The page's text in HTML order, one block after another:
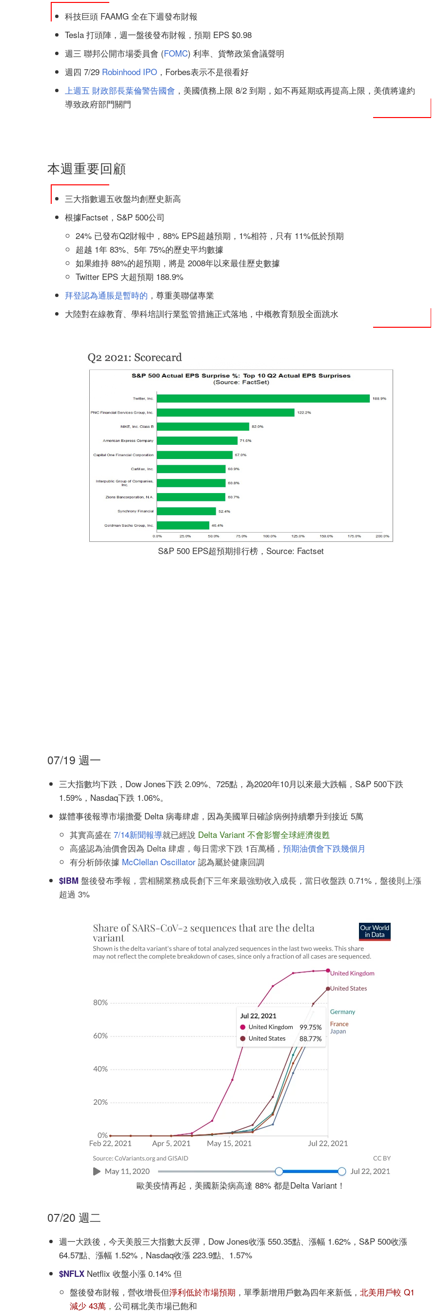
科技巨頭 FAAMG 全在下週發布財報
Tesla 打頭陣，週一盤後發布財報，預期 EPS $0.98
週三 聯邦公開市場委員會 (FOMC) 利率、貨幣政策會議聲明
週四 7/29 Robinhood IPO ，Forbes表示不是很看好
上週五 財政部長葉倫警告國會 ，美國債務上限 8/2 到期，如不再延期或再提高上限，美債將違約
導致政府部門關門
本週重要回顧
三大指數週五收盤均創歷史新高
根據Factset，S&P 500公司
24% 已發布Q2財報中，88% EPS超越預期，1%相符，只有 11%低於預期
超越 1年 83%、5年 75%的歷史平均數據
如果維持 88%的超預期，將是 2008年以來最佳歷史數據
Twitter EPS 大超預期 188.9%
拜登認為通脹是暫時的 ，尊重美聯儲專業
大陸對在線教育、學科培訓行業監管措施正式落地，中概教育類股全面跳水
S&P 500 EPS超預期排行榜，Source: Factset
07/19 週一
三大指數均下跌，Dow Jones下跌 2.09%、725點，為2020年10月以來最大跌幅，S&P 500下跌
1.59%，Nasdaq下跌 1.06%。
媒體事後報導市場擔憂 Delta 病毒肆虐，因為美國單日確診病例持續攀升到接近 5萬
其實高盛在 7/14新聞報導就已經說 Delta Variant 不會影響全球經濟復甦
高盛認為油價會因為 Delta 肆虐，每日需求下跌 1百萬桶， 預期油價會下跌幾個月
有分析師依據 McClellan Oscillator 認為屬於健康回調
$IBM 盤後發布季報，雲相關業務成長創下三年來最強勁收入成長，當日收盤跌 0.71%，盤後則上漲
超過 3%
歐美疫情再起，美國新染病高達 88% 都是Delta Variant！
07/20 週二
週一大跌後，今天美股三大指數大反彈，Dow Jones收漲 550.35點、漲幅 1.62%，S&P 500收漲
64.57點、漲幅 1.52%，Nasdaq收漲 223.9點、1.57%
$NFLX Netflix 收盤小漲 0.14% 但
盤後發布財報，營收增長但淨利低於市場預期 ，單季新增用戶數為四年來新低， 北美用戶較 Q1
減少 43萬 ， 公司稱北美市場已飽和